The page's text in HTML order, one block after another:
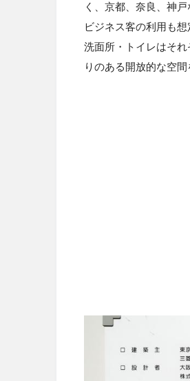
く、京都、奈良、神
ビジネス客の利用も
洗面所・トイレはそれ
りのある開放的な空